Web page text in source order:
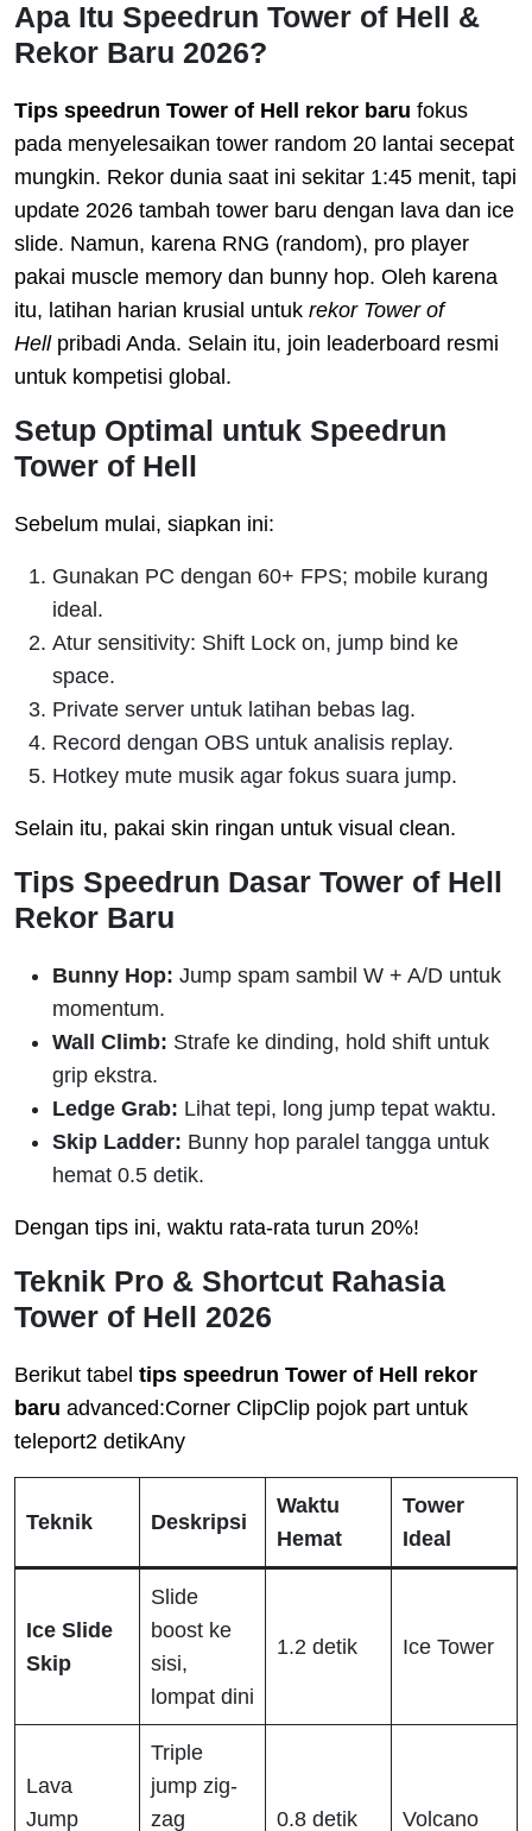
Apa Itu Speedrun Tower of Hell &
Rekor Baru 2026?
Tips speedrun Tower of Hell rekor baru fokus
pada menyelesaikan tower random 20 lantai secepat
mungkin. Rekor dunia saat ini sekitar 1:45 menit, tapi
update 2026 tambah tower baru dengan lava dan ice
slide. Namun, karena RNG (random), pro player
pakai muscle memory dan bunny hop. Oleh karena
itu, latihan harian krusial untuk rekor Tower of
Hellpribadi Anda. Selain itu, join leaderboard resmi
untuk kompetisi global.
Setup Optimal untuk Speedrun
Tower of Hell
Sebelum mulai, siapkan ini:
Gunakan PC dengan 60+ FPS; mobile kurang
ideal.
Atur sensitivity: Shift Lock on, jump bind ke
space.
Private server untuk latihan bebas lag.
Record dengan OBS untuk analisis replay.
Hotkey mute musik agar fokus suara jump.
Selain itu, pakai skin ringan untuk visual clean.
Tips Speedrun Dasar Tower of Hell
Rekor Baru
Bunny Hop: Jump spam sambil W + A/D untuk
momentum.
Wall Climb: Strafe ke dinding, hold shift untuk
grip ekstra.
Ledge Grab: Lihat tepi, long jump tepat waktu.
Skip Ladder: Bunny hop paralel tangga untuk
hemat 0.5 detik.
Dengan tips ini, waktu rata-rata turun 20%!
Teknik Pro & Shortcut Rahasia
Tower of Hell 2026
Berikut tabel tips speedrun Tower of Hell rekor
baru advanced:Corner ClipClip pojok part untuk
teleport2 detikAny
Teknik Deskripsi
Waktu
Hemat
Tower
Ideal
Ice Slide
Skip
Slide
boost ke
sisi,
lompat dini
1.2 detik Ice Tower
Lava
Jump
Triple
jump zig-
zag
0.8 detik Volcano